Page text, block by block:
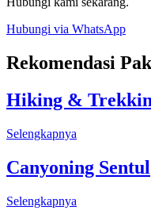
Hubungi via WhatsApp
Rekomendasi
Hiking &
Selengkapnya
Canyoning Sentul
Selengkapnya